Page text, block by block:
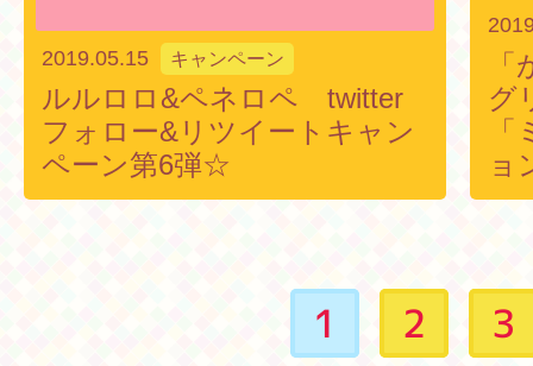
2019.05.15 キャンペーン
ルルロロ&ペネロペ twitter
フォロー&リツイートキャン
ペーン第6弾☆
グ
ョ
1 2 3